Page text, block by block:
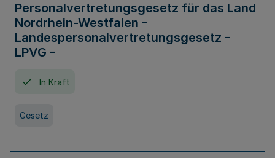
Personalvertretungsgesetz für das Land
Nordrhein-Westfalen -
Landespersonalvertretungsgesetz -
LPVG -
In Kraft
Gesetz